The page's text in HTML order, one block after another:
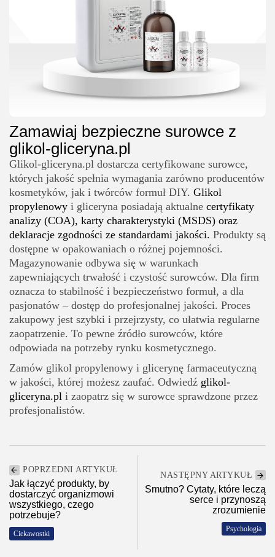
Zamawiaj bezpieczne surowce z
glikol-gliceryna.pl
Glikol-gliceryna.pl dostarcza certyfikowane surowce,
których jakość spełnia wymagania zarówno producentów
kosmetyków, jak i twórców formuł DIY. Glikol
propylenowy i gliceryna posiadają aktualne certyfikaty
analizy (COA), karty charakterystyki (MSDS) oraz
deklaracje zgodności ze standardami jakości. Produkty są
dostępne w opakowaniach o różnej pojemności.
Magazynowanie odbywa się w warunkach
zapewniających trwałość i czystość surowców. Dla firm
oznacza to stabilność i bezpieczeństwo formuł, a dla
pasjonatów – dostęp do profesjonalnej jakości. Proces
zakupowy jest szybki i przejrzysty, co ułatwia regularne
zaopatrzenie. To pewne źródło surowców, które
odpowiada na potrzeby rynku kosmetycznego.
Zamów glikol propylenowy i glicerynę farmaceutyczną
w jakości, której możesz zaufać. Odwiedź glikol-
gliceryna.pl i zaopatrz się w surowce sprawdzone przez
profesjonalistów.
POPRZEDNI ARTYKUŁ
Jak łączyć produkty, by
dostarczyć organizmowi
wszystkiego, czego
potrzebuje?
Ciekawostki
NASTĘPNY ARTYKUŁ
Smutno? Cytaty, które leczą
serce i przynoszą
zrozumienie
Psychologia